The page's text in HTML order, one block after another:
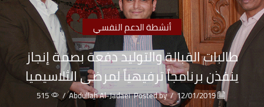
أنشطة الدعم النفسي
طالبات القبالة والتوليد دفعة بصمة إنجاز
ينفذن برنامجاً ترفيهياً لمرضى الثلاسيميا
12/01/2019
/
Posted by
Abdullah Al-Jadaei
/
515